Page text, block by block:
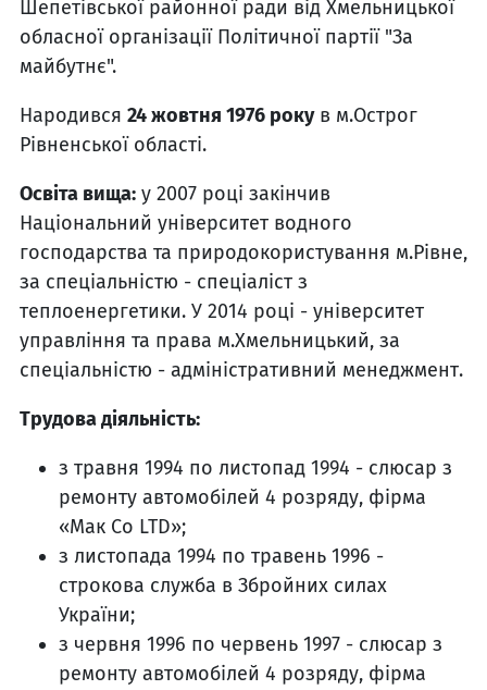
Шепетівської районної ради від Хмельницької
обласної організації Політичної партії "За
майбутнє".
Народився 24 жовтня 1976 рокув м.Острог
Рівненської області.
Освіта вища: у 2007 році закінчив
Національний університет водного
господарства та природокористування м.Рівне,
за спеціальністю - спеціаліст з
теплоенергетики. У 2014 році - університет
управління та права м.Хмельницький, за
спеціальністю - адміністративний менеджмент.
Трудова діяльність:
з травня 1994 по листопад 1994 - слюсар з
ремонту автомобілей 4 розряду, фірма
«Мак Co LTD»;
з листопада 1994 по травень 1996 -
строкова служба в Збройних силах
України;
з червня 1996 по червень 1997 - слюсар з
ремонту автомобілей 4 розряду, фірма